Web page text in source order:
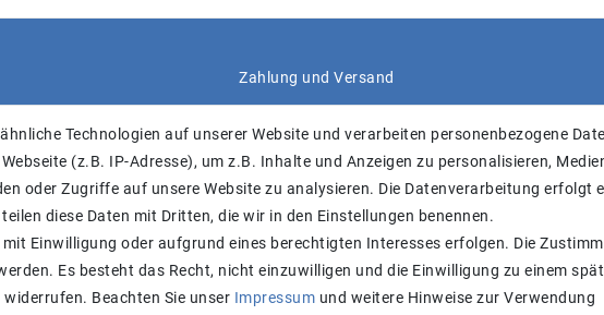
Zahlung und Versand
Achtung:Aktuell längere Lieferzeiten
Technologien auf unserer Website und verarbeiten personenbezogene
(z.B. IP-Adresse), um z.B. Inhalte und Anzeigen zu personalisieren,
oder Zugriffe auf unsere Website zu analysieren. Die Datenverarbeitung erfolgt
diese Daten mit Dritten, die wir in den Einstellungen benennen.
Einwilligung oder aufgrund eines berechtigten Interesses erfolgen. Die
Es besteht das Recht, nicht einzuwilligen und die Einwilligung zu einem
Beachten Sie unser Impressum und weitere Hinweise zur Verwendung